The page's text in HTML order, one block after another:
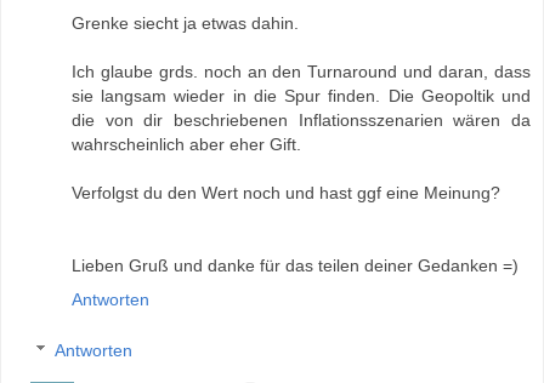
Grenke siecht ja etwas dahin.
Ich glaube grds. noch an den Turnaround und daran, dass
sie langsam wieder in die Spur finden. Die Geopoltik und
die von dir beschriebenen Inflationsszenarien wären da
wahrscheinlich aber eher Gift.
Verfolgst du den Wert noch und hast ggf eine Meinung?
Lieben Gruß und danke für das teilen deiner Gedanken =)
Antworten
Antworten